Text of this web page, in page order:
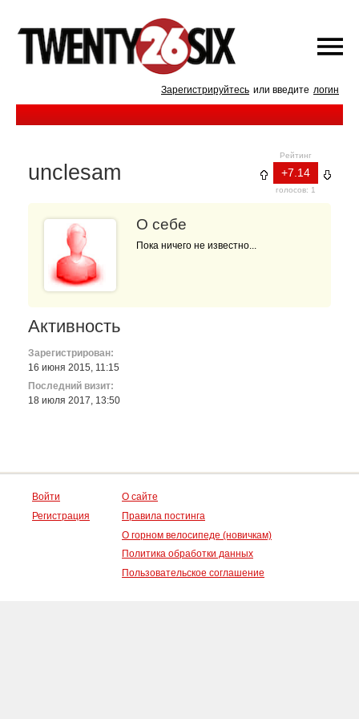
Зарегистрируйтесь или введите логин
Рейтинг
+7.14
голосов: 1
unclesam
О себе
Пока ничего не известно...
Активность
Зарегистрирован:
16 июня 2015, 11:15
Последний визит:
18 июля 2017, 13:50
Войти
Регистрация
О сайте
Правила постинга
О горном велосипеде (новичкам)
Политика обработки данных
Пользовательское соглашение